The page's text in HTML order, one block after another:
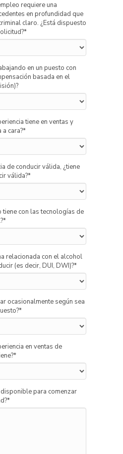
requiere una
en profundidad que
claro. ¿Está dispuesto
*
en un puesto con
basada en el
tiene en ventas y
cara?*
de conducir válida, ¿tiene
válida?*
tiene con las tecnologías de
*
relacionada con el alcohol
(es decir, DUI, DWI)?*
ocasionalmente según sea
*
en ventas de
*
para comenzar
*